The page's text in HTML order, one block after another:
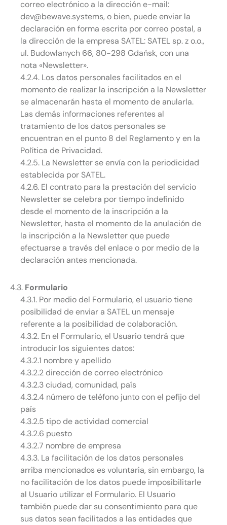
correo electrónico a la dirección e-mail:
dev@bewave.systems, o bien, puede enviar la
declaración en forma escrita por correo postal, a
la dirección de la empresa SATEL: SATEL sp. z o.o.,
ul. Budowlanych 66, 80-298 Gdańsk, con una
nota «Newsletter».
4.2.4. Los datos personales facilitados en el
momento de realizar la inscripción a la Newsletter
se almacenarán hasta el momento de anularla.
Las demás informaciones referentes al
tratamiento de los datos personales se
encuentran en el punto 8 del Reglamento y en la
Política de Privacidad.
4.2.5. La Newsletter se envía con la periodicidad
establecida por SATEL.
4.2.6. El contrato para la prestación del servicio
Newsletter se celebra por tiempo indefinido
desde el momento de la inscripción a la
Newsletter, hasta el momento de la anulación de
la inscripción a la Newsletter que puede
efectuarse a través del enlace o por medio de la
declaración antes mencionada.
4.3. Formulario
4.3.1. Por medio del Formulario, el usuario tiene
posibilidad de enviar a SATEL un mensaje
referente a la posibilidad de colaboración.
4.3.2. En el Formulario, el Usuario tendrá que
introducir los siguientes datos:
4.3.2.1 nombre y apellido
4.3.2.2 dirección de correo electrónico
4.3.2.3 ciudad, comunidad, país
4.3.2.4 número de teléfono junto con el pefijo del
país
4.3.2.5 tipo de actividad comercial
4.3.2.6 puesto
4.3.2.7 nombre de empresa
4.3.3. La facilitación de los datos personales
arriba mencionados es voluntaria, sin embargo, la
no facilitación de los datos puede imposibilitarle
al Usuario utilizar el Formulario. El Usuario
también puede dar su consentimiento para que
sus datos sean facilitados a las entidades que